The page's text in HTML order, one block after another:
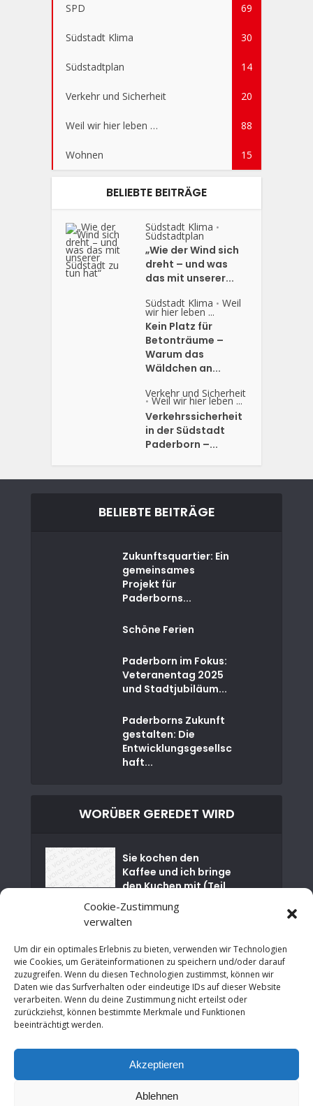
Cookie-Zustimmung
verwalten
Um dir ein optimales Erlebnis zu bieten, verwenden wir Technologien
wie Cookies, um Geräteinformationen zu speichern und/oder darauf
zuzugreifen. Wenn du diesen Technologien zustimmst, können wir
Daten wie das Surfverhalten oder eindeutige IDs auf dieser Website
verarbeiten. Wenn du deine Zustimmung nicht erteilst oder
zurückziehst, können bestimmte Merkmale und Funktionen
beeinträchtigt werden.
Akzeptieren
Ablehnen
SPD 69
Südstadt Klima 30
Südstadtplan 14
Verkehr und Sicherheit 20
Weil wir hier leben … 88
Wohnen 15
BELIEBTE BEITRÄGE
Südstadt Klima •
Südstadtplan
„Wie der Wind sich
dreht – und was
das mit unserer...
Südstadt Klima • Weil
wir hier leben ...
Kein Platz für
Betonträume –
Warum das
Wäldchen an...
Verkehr und Sicherheit
• Weil wir hier leben ...
Verkehrssicherheit
in der Südstadt
Paderborn –...
BELIEBTE BEITRÄGE
Zukunftsquartier: Ein
gemeinsames
Projekt für
Paderborns...
Schöne Ferien
Paderborn im Fokus:
Veteranentag 2025
und Stadtjubiläum...
Paderborns Zukunft
gestalten: Die
Entwicklungsgesellsc
haft...
WORÜBER GEREDET WIRD
Sie kochen den
Kaffee und ich bringe
den Kuchen mit (Teil
01)
von Tschernobyl
Es ist Zeit für einen
sozialen Neustart in
NRW
Wirtschaftsrevolutio
n: Neues Denken in
der modernen...